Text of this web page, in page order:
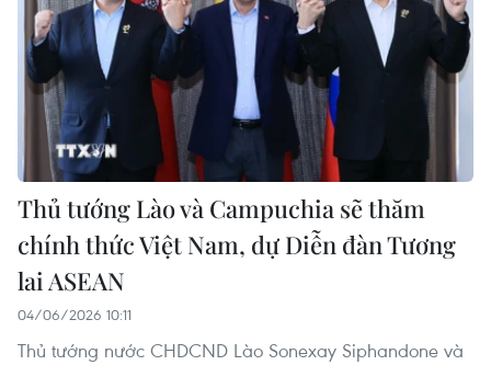
Thủ tướng Lào và Campuchia sẽ thăm
chính thức Việt Nam, dự Diễn đàn Tương
lai ASEAN
04/06/2026 10:11
Thủ tướng nước CHDCND Lào Sonexay Siphandone và